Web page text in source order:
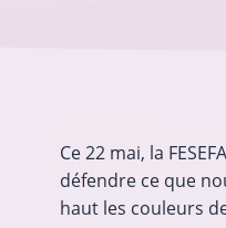
Ce 22 mai, la
défendre ce que
haut les couleurs